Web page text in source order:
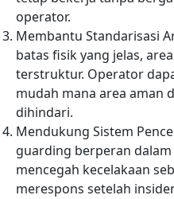
operator.
Membantu Standarisasi
batas fisik yang jelas,
terstruktur. Operator
mudah mana area aman
dihindari.
Mendukung Sistem
guarding berperan
mencegah kecelakaan
merespons setelah